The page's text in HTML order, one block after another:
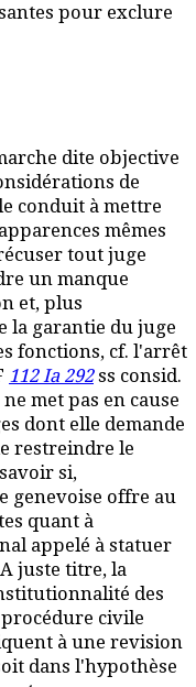
pour exclure
dite objective
de
conduit à mettre
mêmes
tout juge
un manque
et, plus
la garantie du juge
fonctions, cf. l'arrêt
112 Ia 292ss consid.
met pas en cause
dont elle demande
restreindre le
si,
genevoise offre au
quant à
appelé à statuer
juste titre, la
des
civile
à une revision
dans l'hypothèse